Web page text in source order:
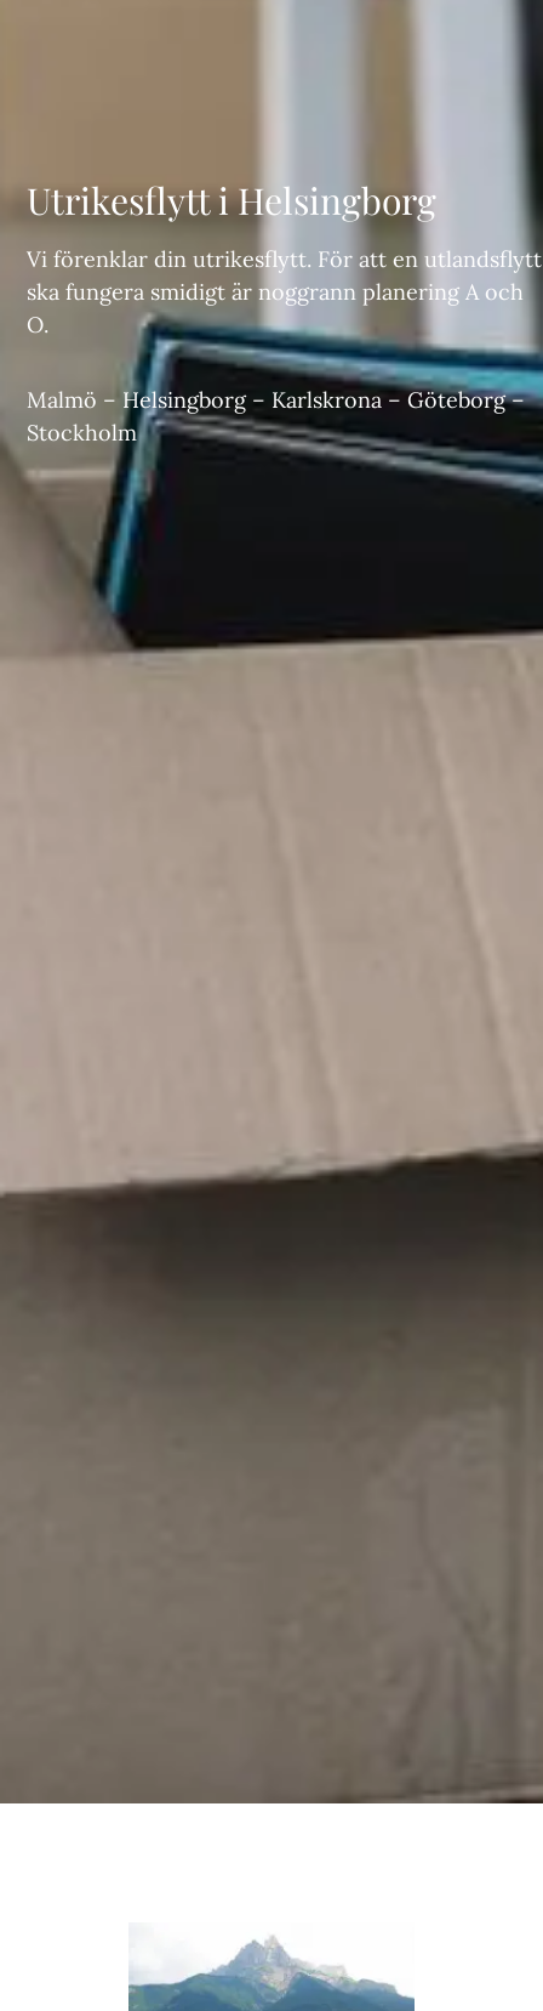
Utrikesflytt i Helsingborg
Vi förenklar din utrikesflytt. För att en utlandsflytt
ska fungera smidigt är noggrann planering A och
O.
Malmö – Helsingborg – Karlskrona –Göteborg–
Stockholm